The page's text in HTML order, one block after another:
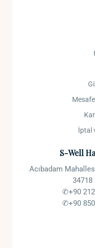
İptal
S-Well
Acıbadam
34718
✆+90
✆+90